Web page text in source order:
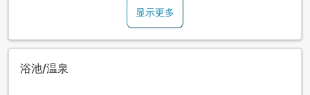
显示更多
浴池/温泉